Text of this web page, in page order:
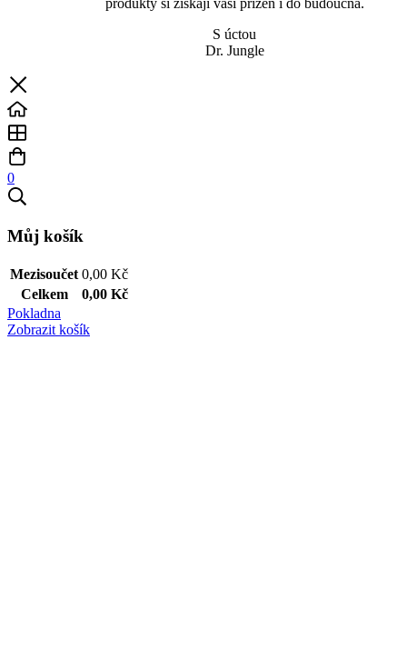
S úctou
Dr. Jungle
0
Můj košík
Mezisoučet 0,00 Kč
Celkem
0,00 Kč
Pokladna
Zobrazit košík